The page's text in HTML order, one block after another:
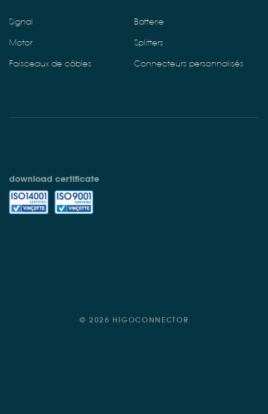
Signal Batterie
Motor Splitters
Faisceaux de câbles Connecteurs personnalisés
© 2026 HIGOCONNECTOR
download certificate